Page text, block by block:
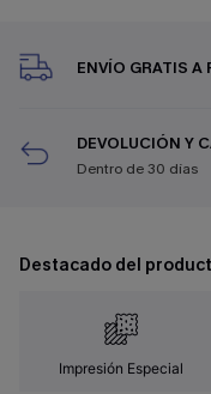
ENVÍO GRATIS A
DEVOLUCIÓN Y
Dentro de 30 días
Destacado del
Impresión Especial